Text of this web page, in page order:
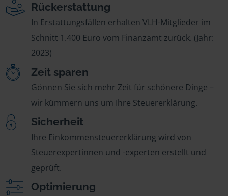
Rückerstattung
In Erstattungsfällen erhalten VLH-Mitglieder im
Schnitt 1.400 Euro vom Finanzamt zurück. (Jahr:
2023)
Zeit sparen
Gönnen Sie sich mehr Zeit für schönere Dinge –
wir kümmern uns um Ihre Steuererklärung.
Sicherheit
Ihre Einkommensteuererklärung wird von
Steuerexpertinnen und -experten erstellt und
geprüft.
Optimierung